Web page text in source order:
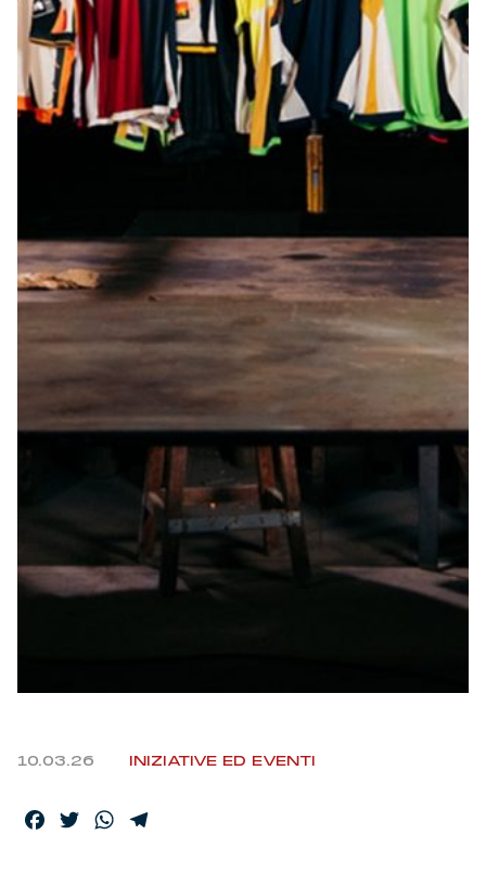
Robe di Kappa x Genoa
Vintage Collection
Red&Blue Voices
Accessori
Outlet
Helan x Genoa
Isolani x Genoa
10.03.26 INIZIATIVE ED EVENTI
Facebook
TwitterWhatsApp